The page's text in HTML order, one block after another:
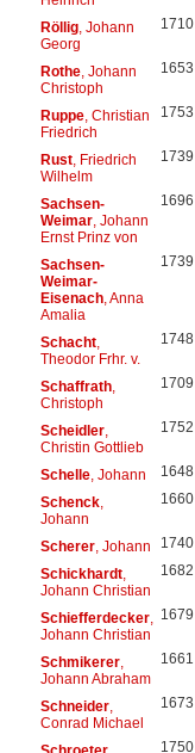
Röllig, Johann
Georg
1710
Rothe, Johann
Christoph
1653
Ruppe, Christian
Friedrich
1753
Rust, Friedrich
Wilhelm
1739
Sachsen-
Weimar, Johann
Ernst Prinz von
1696
Sachsen-
Weimar-
Eisenach, Anna
Amalia
1739
Schacht,
Theodor Frhr. v.
1748
Schaffrath,
Christoph
1709
Scheidler,
Christin Gottlieb
1752
Schelle, Johann 1648
Schenck,
Johann
1660
Scherer, Johann 1740
Schickhardt,
Johann Christian
1682
Schiefferdecker,
Johann Christian
1679
Schmikerer,
Johann Abraham
1661
Schneider,
Conrad Michael
1673
1750